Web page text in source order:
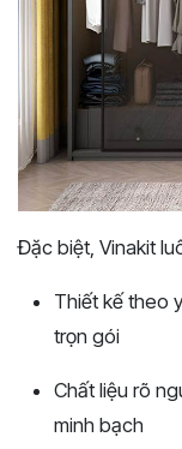
Đặc biệt, Vinakit
Thiết kế theo
trọn gói
Chất liệu rõ
minh bạch